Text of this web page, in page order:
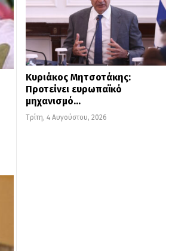
Κυριάκος Μητσοτάκης:
Προτείνει ευρωπαϊκό
μηχανισμό…
Τρίτη, 4 Αυγούστου, 2026